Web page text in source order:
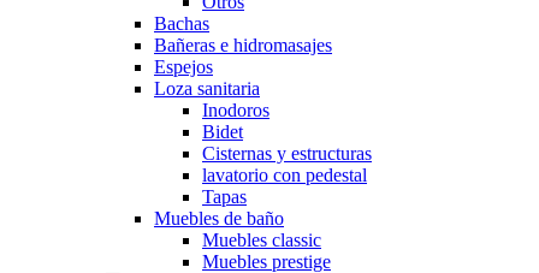
Bachas
Bañeras e hidromasajes
Espejos
Loza sanitaria
Inodoros
Bidet
Cisternas y estructuras
lavatorio con pedestal
Tapas
Muebles de baño
Muebles classic
Muebles prestige